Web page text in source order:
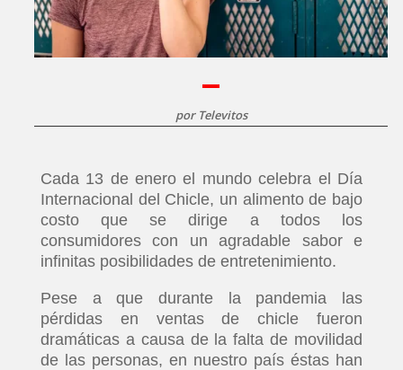
por Televitos
Cada 13 de enero el mundo celebra el Día
Internacional del Chicle, un alimento de bajo
costo que se dirige a todos los
consumidores con un agradable sabor e
infinitas posibilidades de entretenimiento.
Pese a que durante la pandemia las
pérdidas en ventas de chicle fueron
dramáticas a causa de la falta de movilidad
de las personas, en nuestro país éstas han